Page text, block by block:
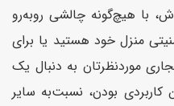
با هیچ‌گونه چالشی روبه‌رو
منزل خود هستید یا برای
موردنظرتان به دنبال یک
کاربردی بودن، نسبت‌به سایر